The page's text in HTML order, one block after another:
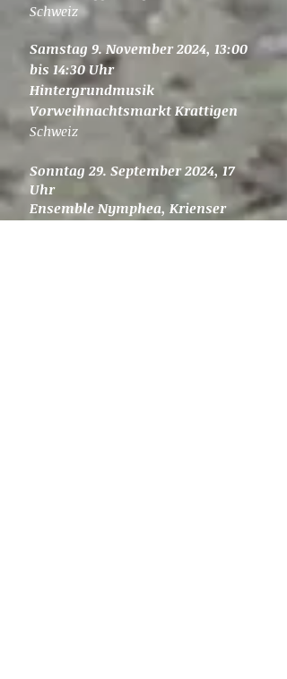
Schweiz​​
Samstag 9. November 2024, 13:00
bis 14:30 Uhr
Hintergrundmusik
Vorweihnachtsmarkt Krattigen
Schweiz
Sonntag 29. September 2024, 17
Uhr
Ensemble Nymphea, Krienser